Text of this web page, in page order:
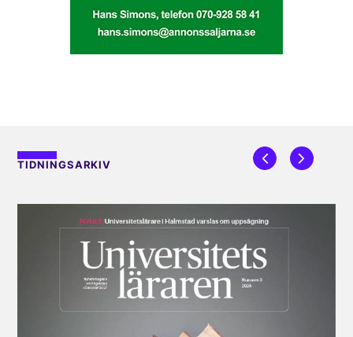
TIDNINGSARKIV